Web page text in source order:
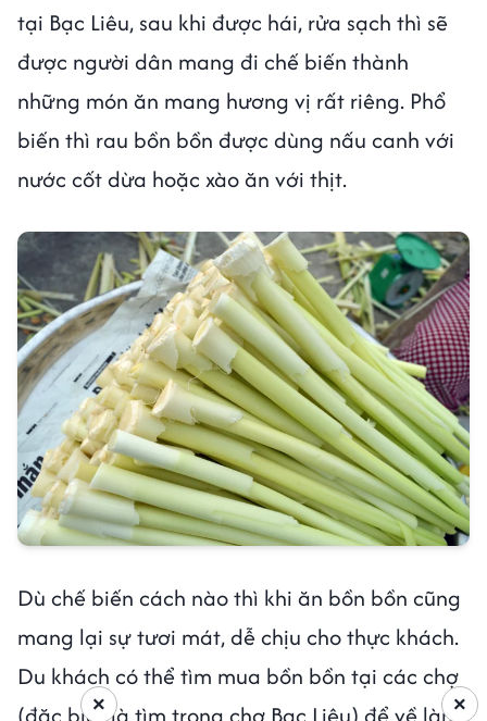
tại Bạc Liêu, sau khi được hái, rửa sạch thì sẽ
được người dân mang đi chế biến thành
những món ăn mang hương vị rất riêng. Phổ
biến thì rau bồn bồn được dùng nấu canh với
nước cốt dừa hoặc xào ăn với thịt.
Dù chế biến cách nào thì khi ăn bồn bồn cũng
mang lại sự tươi mát, dễ chịu cho thực khách.
Du khách có thể tìm mua bồn bồn tại các chợ
×
×